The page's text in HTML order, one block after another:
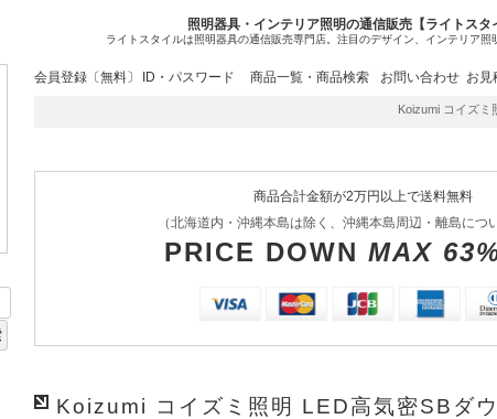
照明器具・インテリア照明の通信販売【ライトスタ
ライトスタイルは照明器具の通信販売専門店。注目のデザイン、インテリア照
会員登録〔無料〕 ID・パスワード 商品一覧・商品検索 お問い合わせ お見
Koizumi コイズミ照明
商品合計金額が2万円以上で送料無料
（北海道内・沖縄本島は除く、沖縄本島周辺・離島につ
PRICE DOWN MAX
Koizumi コイズミ照明 LED高気密SBダ